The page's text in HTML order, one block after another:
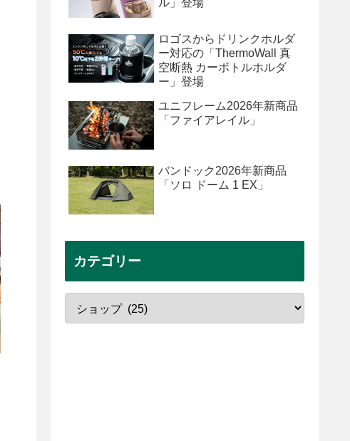
ル」登場
ロゴスからドリンクホルダ
ー対応の「ThermoWall 真
空断熱 カーボトルホルダ
ー」登場
ユニフレーム2026年新商品
「ファイアレイル」
バンドック2026年新商品
「ソロ ドーム 1 EX」
カテゴリー